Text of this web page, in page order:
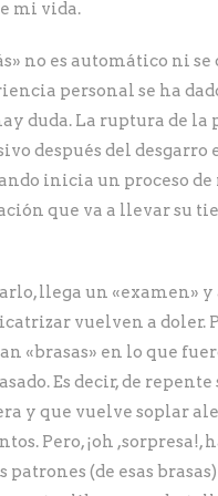
mi vida.
no es automático ni
personal se ha
duda. La ruptura de la
después del desgarro
inicia un proceso
que va a llevar su
llega un «examen»
vuelven a doler.
«brasas» en lo que
Es decir, de repente
y que vuelve soplar
Pero, ¡oh ,sorpresa!,
patrones (de esas